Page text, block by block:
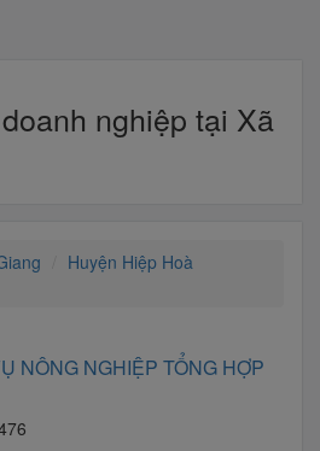
nghiệp tại Xã
Huyện Hiệp Hoà
NÔNG NGHIỆP TỔNG HỢP